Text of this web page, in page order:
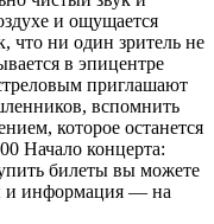
и ощущается
что ни один зритель не
в эпицентре
приглашают
вспомнить
которое останется
Начало концерта:
билеты вы можете
и информация — на